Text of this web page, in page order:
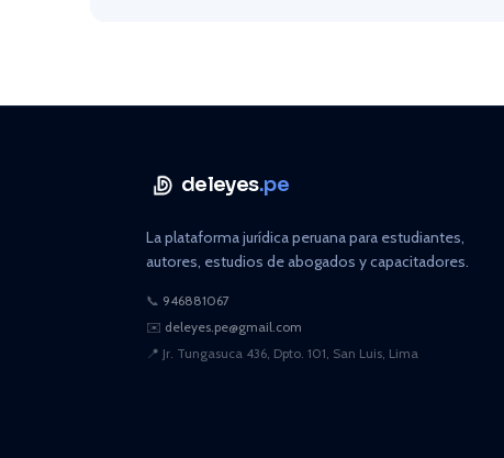
deleyes.pe
La plataforma jurídica peruana para estudiantes,
autores, estudios de abogados y capacitadores.
📞 946881067
✉️ deleyes.pe@gmail.com
📍 Jr. Tungasuca 436, Dpto. 101, San Luis, Lima